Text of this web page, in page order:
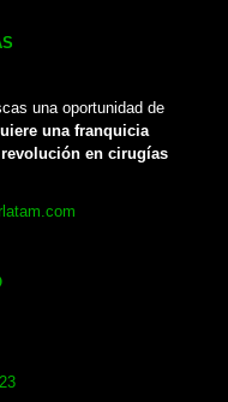
una oportunidad de
una franquicia
revolución en cirugías